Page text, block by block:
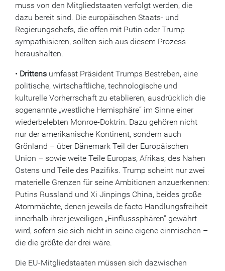
muss von den Mitgliedstaaten verfolgt werden, die
dazu bereit sind. Die europäischen Staats- und
Regierungschefs, die offen mit Putin oder Trump
sympathisieren, sollten sich aus diesem Prozess
heraushalten.
• Drittens umfasst Präsident Trumps Bestreben, eine
politische, wirtschaftliche, technologische und
kulturelle Vorherrschaft zu etablieren, ausdrücklich die
sogenannte „westliche Hemisphäre“ im Sinne einer
wiederbelebten Monroe-Doktrin. Dazu gehören nicht
nur der amerikanische Kontinent, sondern auch
Grönland – über Dänemark Teil der Europäischen
Union – sowie weite Teile Europas, Afrikas, des Nahen
Ostens und Teile des Pazifiks. Trump scheint nur zwei
materielle Grenzen für seine Ambitionen anzuerkennen:
Putins Russland und Xi Jinpings China, beides große
Atommächte, denen jeweils de facto Handlungsfreiheit
innerhalb ihrer jeweiligen „Einflusssphären“ gewährt
wird, sofern sie sich nicht in seine eigene einmischen –
die die größte der drei wäre.
Die EU-Mitgliedstaaten müssen sich dazwischen